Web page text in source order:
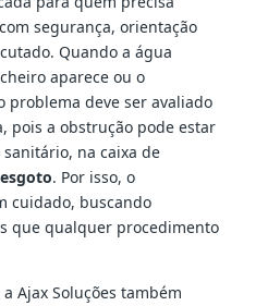
segurança, orientação
Quando a água
aparece ou o
problema deve ser avaliado
pois a obstrução pode estar
sanitário, na caixa de
esgoto. Por isso, o
cuidado, buscando
que qualquer procedimento
Ajax Soluções também